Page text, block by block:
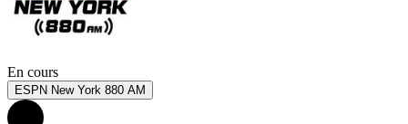
En cours
ESPN New York 880 AM